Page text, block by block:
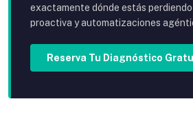
exactamente dónde estás
proactiva y automatizaciones
Reserva Tu Diagnóstico